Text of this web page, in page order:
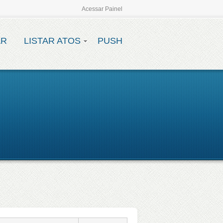
Acessar Painel
LISTAR ATOS PUSH